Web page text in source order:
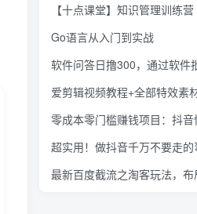
Go语言从入门到实战
爱剪辑视频教程+全部特效素